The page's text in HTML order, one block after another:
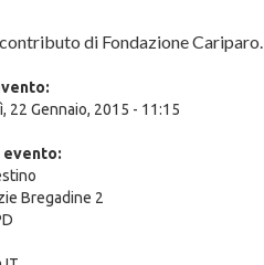
di Fondazione Cariparo.
22 Gennaio, 2015 - 11:15
evento:
Bregadine 2